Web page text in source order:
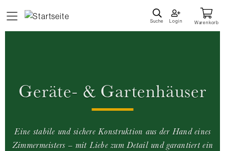
zum
Inhalt
Suche Login Warenkorb
Geräte- & Gartenhäuser
Eine stabile und sichere Konstruktion aus der Hand eines
Zimmermeisters – mit Liebe zum Detail und garantiert ein